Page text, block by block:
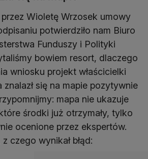
Wioletę Wrzosek umowy
potwierdziło nam Biuro
Funduszy i Polityki
bowiem resort, dlaczego
wniosku projekt właścicielki
znalazł się na mapie pozytywnie
mapa nie ukazuje
środki już otrzymały, tylko
ocenione przez ekspertów.
czego wynikał błąd: